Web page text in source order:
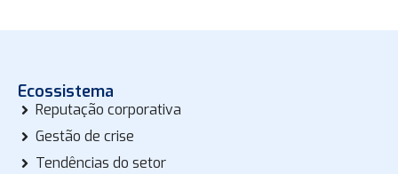
Ecossistema
Reputação corporativa
Gestão de crise
Tendências do setor